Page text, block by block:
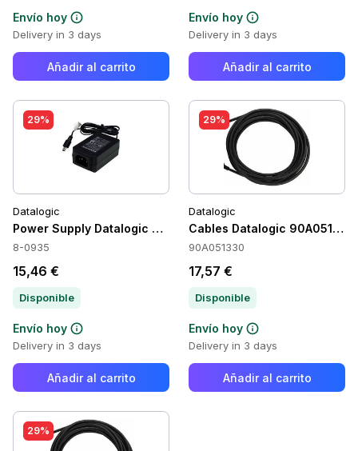
Envío hoy
Delivery in 3 days
Añadir al carrito
Envío hoy
Delivery in 3 days
Añadir al carrito
29%
Datalogic
Power Supply Datalogic 8-0935
8-0935
15,46 €
Disponible
Envío hoy
Delivery in 3 days
Añadir al carrito
29%
Datalogic
Cables Datalogic 90A051330
90A051330
17,57 €
Disponible
Envío hoy
Delivery in 3 days
Añadir al carrito
29%